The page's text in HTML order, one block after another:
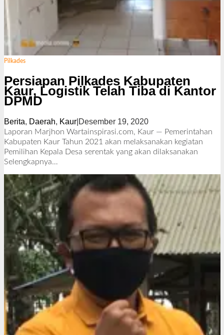
Pilkades
Persiapan Pilkades Kabupaten
Kaur, Logistik Telah Tiba di Kantor
DPMD
Berita, Daerah, Kaur| Desember 19, 2020o
l
e
h
a
k
Laporan Marjhon Wartainspirasi.com, Kaur — Pemerintahan
Kabupaten Kaur Tahun 2021 akan melaksanakan kegiatan
Pemilihan Kepala Desa serentak yang akan dilaksanakan
Selengkapnya…